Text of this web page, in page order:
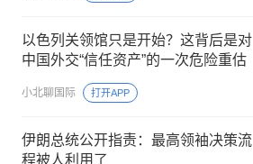
以色列关领馆只是开始？这背后是对
中国外交“信任资产”的一次危险重估
小北聊国际 打开APP
伊朗总统公开指责：最高领袖决策流
程被人利用了